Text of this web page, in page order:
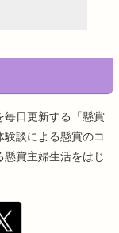
毎日更新する「懸賞
談による懸賞のコ
賞主婦生活をはじ